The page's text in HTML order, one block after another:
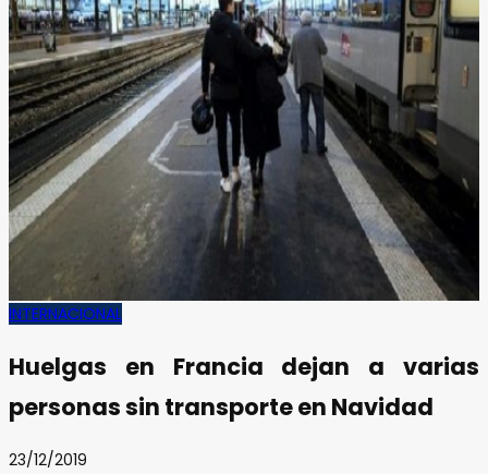
INTERNACIONAL
Huelgas en Francia dejan a varias
personas sin transporte en Navidad
23/12/2019